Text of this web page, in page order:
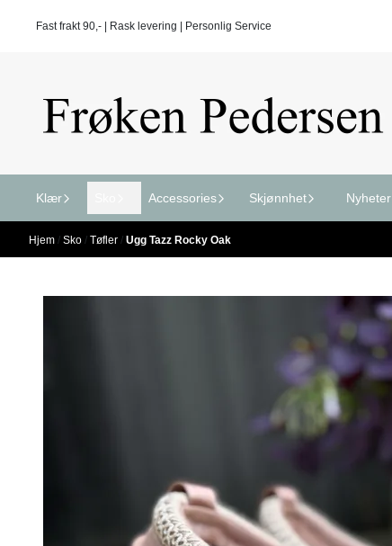
Fast frakt 90,- | Rask levering | Personlig Service
Klær Accessories Skjønnhet Nyheter
Hjem / Sko / Tøfler / Ugg Tazz Rocky Oak